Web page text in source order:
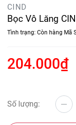
CIND
Bọc Vô Lăng
Tình trạng: Còn hàng Mã
204.000₫
Số lượng: